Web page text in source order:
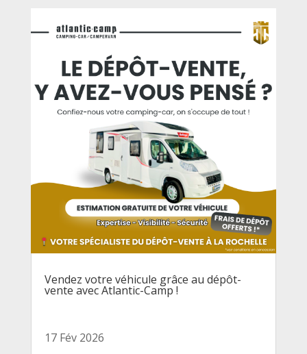
Vendez votre véhicule grâce au dépôt-
vente avec Atlantic-Camp !
17 Fév 2026